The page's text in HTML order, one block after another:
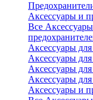
Аксессуары и
Все
Аксессуары
Аксессуары
Аксессуары
Аксессуары
Аксессуары и